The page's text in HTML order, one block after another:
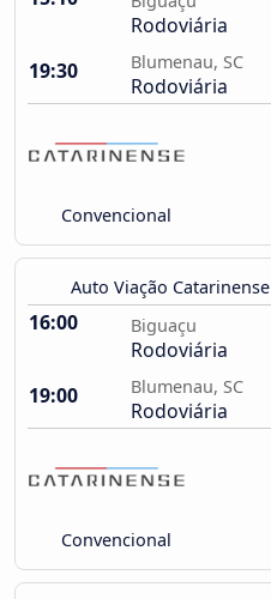
Rodoviária
19:30
Blumenau, SC
Rodoviária
Convencional
Auto Viação Catarinense
16:00 Biguaçu
Rodoviária
19:00
Blumenau, SC
Rodoviária
Convencional